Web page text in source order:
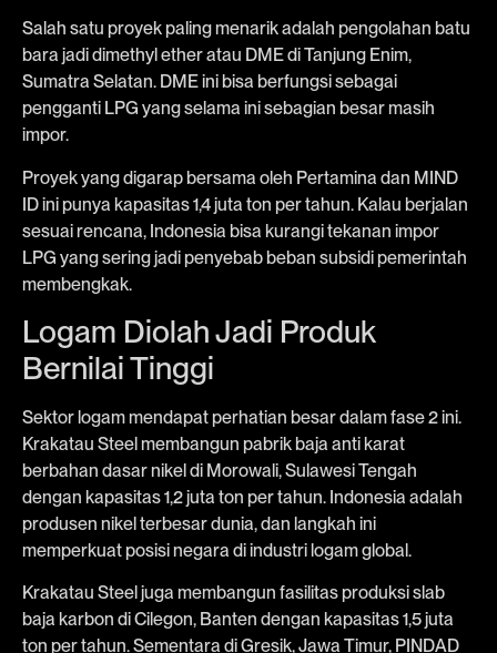
Salah satu proyek paling menarik adalah pengolahan batu
bara jadi dimethyl ether atau DME di Tanjung Enim,
Sumatra Selatan. DME ini bisa berfungsi sebagai
pengganti LPG yang selama ini sebagian besar masih
impor.
Proyek yang digarap bersama oleh Pertamina dan MIND
ID ini punya kapasitas 1,4 juta ton per tahun. Kalau berjalan
sesuai rencana, Indonesia bisa kurangi tekanan impor
LPG yang sering jadi penyebab beban subsidi pemerintah
membengkak.
Logam Diolah Jadi Produk
Bernilai Tinggi
Sektor logam mendapat perhatian besar dalam fase 2 ini.
Krakatau Steel membangun pabrik baja anti karat
berbahan dasar nikel di Morowali, Sulawesi Tengah
dengan kapasitas 1,2 juta ton per tahun. Indonesia adalah
produsen nikel terbesar dunia, dan langkah ini
memperkuat posisi negara di industri logam global.
Krakatau Steel juga membangun fasilitas produksi slab
baja karbon di Cilegon, Banten dengan kapasitas 1,5 juta
ton per tahun. Sementara di Gresik, Jawa Timur, PINDAD